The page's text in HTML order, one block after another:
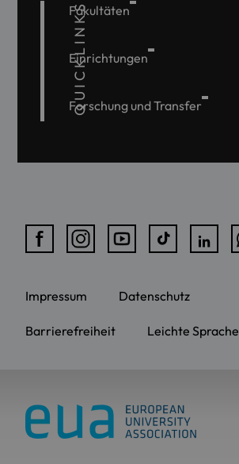
QUICKLINKS
Fakultäten
Einrichtungen
Forschung und Transfer
Impressum Datenschutz
Barrierefreiheit Leichte Sprache